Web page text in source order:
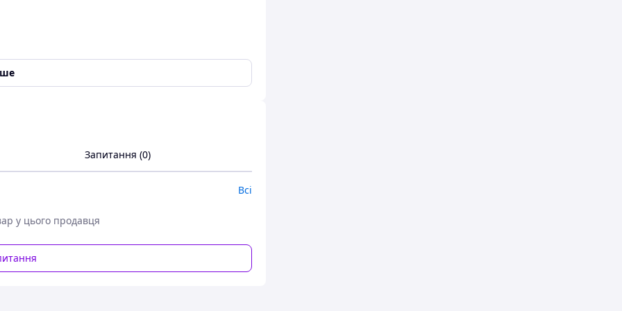
Запитання (0)
Всі
у цього продавця